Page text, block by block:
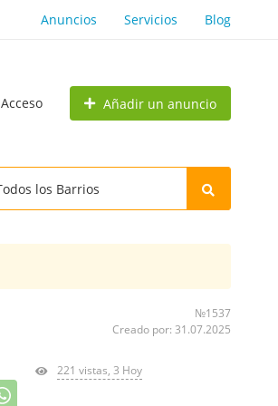
Anuncios Servicios Blog
Acceso Añadir un anuncio
№1537
Creado por: 31.07.2025
221 vistas, 3 Hoy